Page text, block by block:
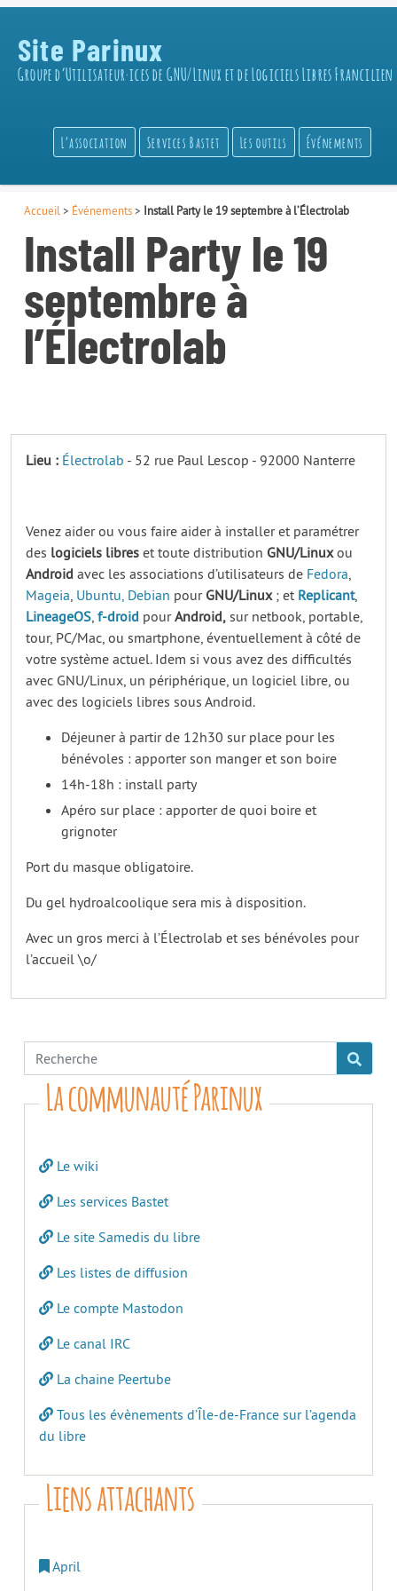
Site Parinux
Groupe d’Utilisateur·ices de GNU/Linux et de Logiciels Libres Francilien
L’association Services Bastet Les outils Événements
Accueil > Événements> Install Party le 19 septembre à l’Électrolab
Install Party le 19
septembre à
l’Électrolab
Lieu : Électrolab - 52 rue Paul Lescop - 92000 Nanterre
Venez aider ou vous faire aider à installer et paramétrer
des logiciels libres et toute distribution GNU/Linuxou
Android avec les associations d’utilisateurs de Fedora,
Mageia, Ubuntu, Debian pour GNU/Linux; et Replicant,
LineageOS, f-droid pourAndroid, sur netbook, portable,
tour, PC/Mac, ou smartphone, éventuellement à côté de
votre système actuel. Idem si vous avez des difficultés
avec GNU/Linux, un périphérique, un logiciel libre, ou
avec des logiciels libres sous Android.
Déjeuner à partir de 12h30 sur place pour les
bénévoles : apporter son manger et son boire
14h-18h : install party
Apéro sur place : apporter de quoi boire et
grignoter
Port du masque obligatoire.
Du gel hydroalcoolique sera mis à disposition.
Avec un gros merci à l’Électrolab et ses bénévoles pour
l’accueil \o/
La communauté Parinux
Le wiki
Les services Bastet
Le site Samedis du libre
Les listes de diffusion
Le compte Mastodon
Le canal IRC
La chaine Peertube
Tous les évènements d’Île-de-France sur l’agenda
du libre
Liens attachants
April